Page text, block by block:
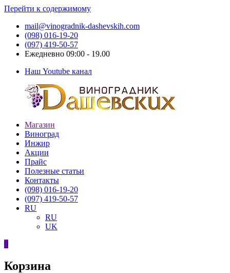
Перейти к содержимому
mail@vinogradnik-dashevskih.com
(098) 016-19-20
(097) 419-50-57
Ежедневно 09:00 - 19.00
Наш Youtube канал
Виноградник
Дашевских
Саженцы
черенки
винограда
Магазин
Виноград
Инжир
Акции
Прайс
Полезные статьи
Контакты
(098) 016-19-20
(097) 419-50-57
RU
RU
UK
0
Корзина